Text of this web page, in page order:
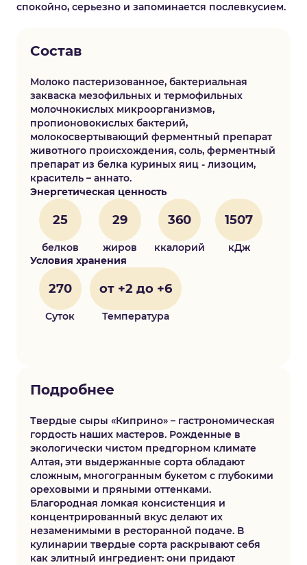
спокойно, серьезно и запоминается послевкусием.
Состав
Молоко пастеризованное, бактериальная
закваска мезофильных и термофильных
молочнокислых микроорганизмов,
пропионовокислых бактерий,
молокосвертывающий ферментный препарат
животного происхождения, соль, ферментный
препарат из белка куриных яиц - лизоцим,
краситель – аннато.
Энергетическая ценность
25
белков
29
жиров
360
ккалорий
1507
кДж
Условия хранения
270
Суток
от +2 до +6
Температура
Подробнее
Твердые сыры «Киприно» – гастрономическая
гордость наших мастеров. Рожденные в
экологически чистом предгорном климате
Алтая, эти выдержанные сорта обладают
сложным, многогранным букетом с глубокими
ореховыми и пряными оттенками.
Благородная ломкая консистенция и
концентрированный вкус делают их
незаменимыми в ресторанной подаче. В
кулинарии твердые сорта раскрывают себя
как элитный ингредиент: они придают